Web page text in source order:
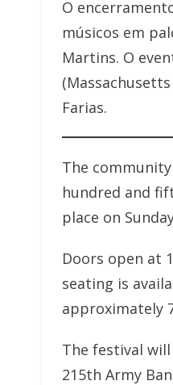
O
músicos em
Martins. O
Farias.
The
hundred and
place on
Doors open at
seating is
approximately
The festival
215th Army